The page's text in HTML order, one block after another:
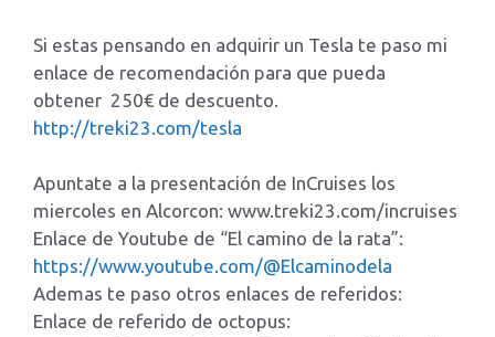
Si estas pensando en adquirir un Tesla te paso mi
enlace de recomendación para que pueda
obtener 250€ de descuento.
http://treki23.com/tesla
Apuntate a la presentación de InCruises los
miercoles en Alcorcon: www.treki23.com/incruises
Enlace de Youtube de “El camino de la rata”:
https://www.youtube.com/@Elcaminodela
Ademas te paso otros enlaces de referidos:
Enlace de referido de octopus: